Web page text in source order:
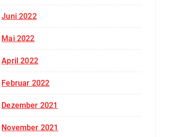
Juni 2022
Mai 2022
April 2022
Februar 2022
Dezember 2021
November 2021